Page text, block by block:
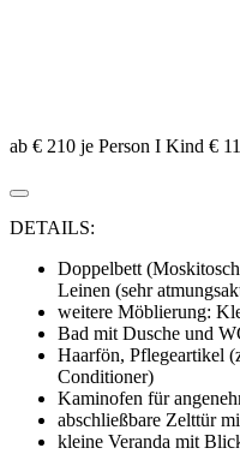
ab € 210 je Person I Kind €
DETAILS:
Doppelbett
Leinen (sehr
weitere Möblierung:
Bad mit Dusche und
Haarfön, Pflegeartikel
Conditioner)
Kaminofen für
abschließbare Zelttür
kleine Veranda mit